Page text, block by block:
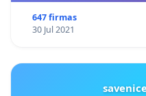
647 firmas
30 Jul 2021